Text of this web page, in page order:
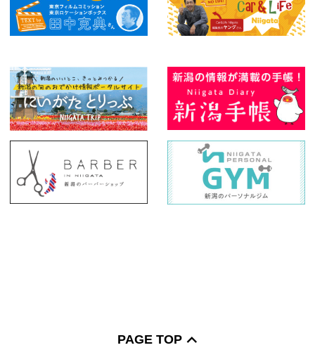
PAGE TOP